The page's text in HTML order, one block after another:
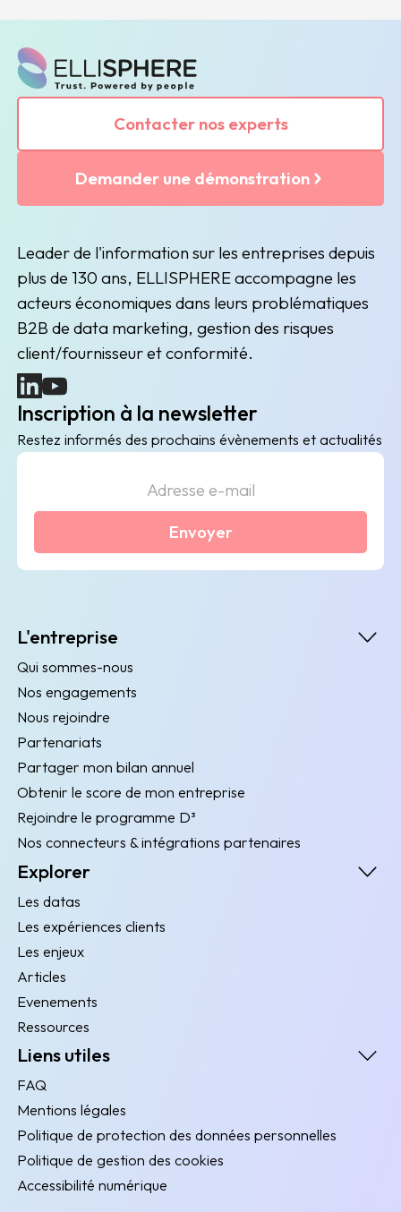
Contacter nos experts
Demander une démonstration
Leader de l'information sur les entreprises depuis
plus de 130 ans, ELLISPHERE accompagne les
acteurs économiques dans leurs problématiques
B2B de data marketing, gestion des risques
client/fournisseur et conformité.
(nouvelle fenêtre)
(nouvelle fenêtre)
Inscription à la newsletter
Restez informés des prochains évènements et actualités
Envoyer
L'entreprise
Qui sommes-nous
Nos engagements
Nous rejoindre
Partenariats
Partager mon bilan annuel
Obtenir le score de mon entreprise
Rejoindre le programme D³
Nos connecteurs & intégrations partenaires
Explorer
Les datas
Les expériences clients
Les enjeux
Articles
Evenements
Ressources
Liens utiles
FAQ
Mentions légales
Politique de protection des données personnelles
Politique de gestion des cookies
Accessibilité numérique